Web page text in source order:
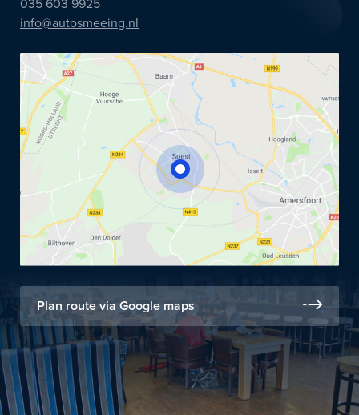
035 603 9925
info@autosmeeing.nl
Plan route via Google maps